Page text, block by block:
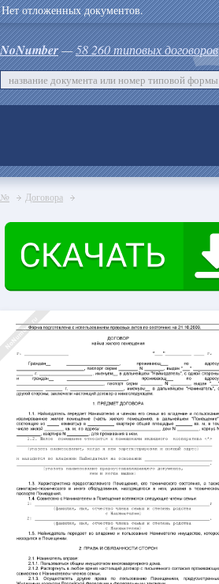
Нет отложенных документов.
NoNumber—58 260 типовых договоров
№ Договора